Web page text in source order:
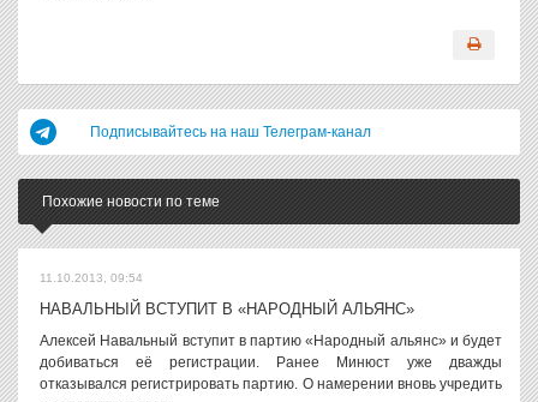
Подписывайтесь на наш Телеграм-канал
Похожие новости по теме
11.10.2013, 09:54
НАВАЛЬНЫЙ ВСТУПИТ В «НАРОДНЫЙ АЛЬЯНС»
Алексей Навальный вступит в партию «Народный альянс» и будет
добиваться её регистрации. Ранее Минюст уже дважды
отказывался регистрировать партию. О намерении вновь учредить